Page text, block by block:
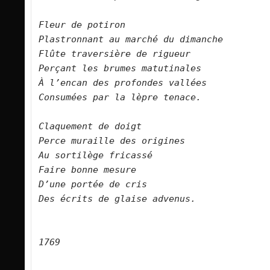
Fleur de potiron
Plastronnant au marché du dimanche
Flûte traversière de rigueur
Perçant les brumes matutinales
À l’encan des profondes vallées
Consumées par la lèpre tenace.
Claquement de doigt
Perce muraille des origines
Au sortilège fricassé
Faire bonne mesure
D’une portée de cris
Des écrits de glaise advenus.
1769